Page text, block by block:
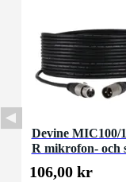
Devine MIC100/
R mikrofon- och
kabel 10 meter
106,00 kr